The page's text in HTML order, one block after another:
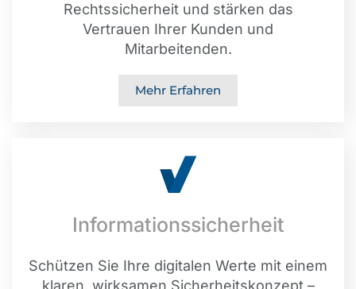
Rechtssicherheit und stärken das
Vertrauen Ihrer Kunden und
Mitarbeitenden.
Mehr Erfahren
Informationssicherheit
Schützen Sie Ihre digitalen Werte mit einem
klaren, wirksamen Sicherheitskonzept –